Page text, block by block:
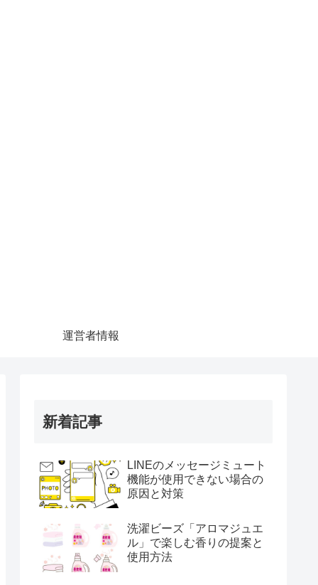
運営者情報
新着記事
LINEのメッセージミュート
機能が使用できない場合の
原因と対策
洗濯ビーズ「アロマジュエ
ル」で楽しむ香りの提案と
使用方法